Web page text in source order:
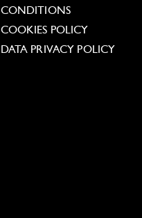
CONDITIONS
COOKIES POLICY
DATA PRIVACY POLICY